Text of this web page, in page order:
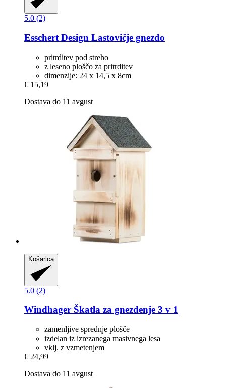
5.0 (2)
Esschert Design Lastovičje gnezdo
pritrditev pod streho
z leseno ploščo za pritrditev
dimenzije: 24 x 14,5 x 8cm
€ 15,19
Dostava do 11 avgust
Košarica
5.0 (2)
Windhager Škatla za gnezdenje 3 v 1
zamenljive sprednje plošče
izdelan iz izrezanega masivnega lesa
vklj. z vzmetenjem
€ 24,99
Dostava do 11 avgust